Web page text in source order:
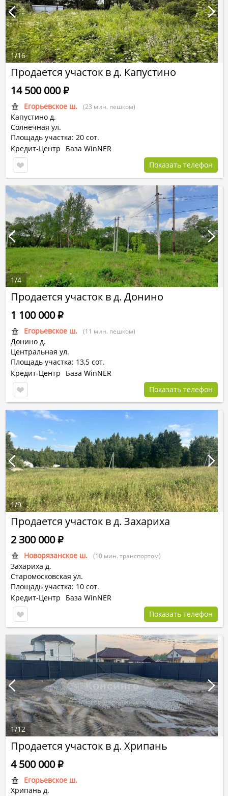
Продается участок в д. Капустино
Егорьевское ш. (23 мин. пешком)
Капустино д.
Солнечная ул.
Площадь участка: 20 сот.
14 500 000Р
Кредит-Центр
База WinNER
Показать телефон
1/16
Продается участок в д. Донино
Егорьевское ш. (11 мин. пешком)
Донино д.
Центральная ул.
Площадь участка: 13,5 сот.
1 100 000Р
Кредит-Центр
База WinNER
Показать телефон
1/4
Продается участок в д. Захариха
Новорязанское ш. (10 мин. транспортом)
Захариха д.
Старомосковская ул.
Площадь участка: 10 сот.
2 300 000Р
Кредит-Центр
База WinNER
Показать телефон
1/9
Продается участок в д. Хрипань
Егорьевское ш.
Хрипань д.
4 500 000Р
1/12